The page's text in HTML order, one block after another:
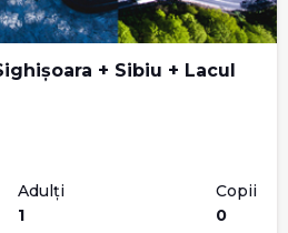
+ Sibiu + Lacul
Adulți
1
Copii
0